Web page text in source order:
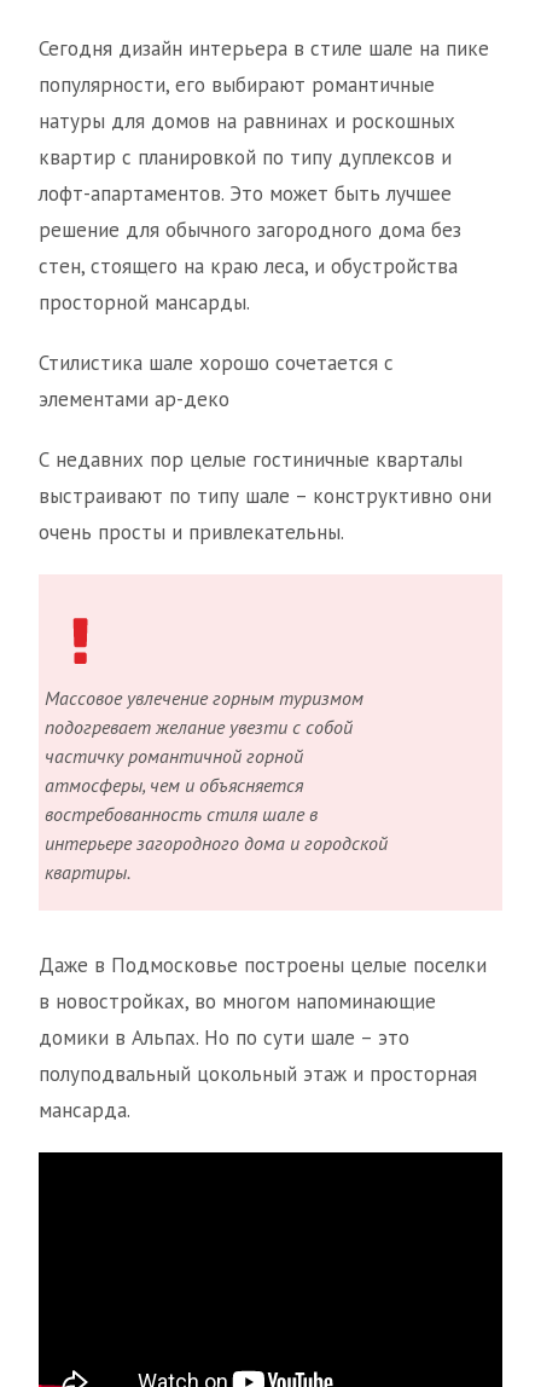
Сегодня дизайн интерьера в стиле шале на пике
популярности, его выбирают романтичные
натуры для домов на равнинах и роскошных
квартир с планировкой по типу дуплексов и
лофт-апартаментов. Это может быть лучшее
решение для обычного загородного дома без
стен, стоящего на краю леса, и обустройства
просторной мансарды.
Стилистика шале хорошо сочетается с
элементами ар-деко
С недавних пор целые гостиничные кварталы
выстраивают по типу шале – конструктивно они
очень просты и привлекательны.
Массовое увлечение горным туризмом
подогревает желание увезти с собой
частичку романтичной горной
атмосферы, чем и объясняется
востребованность стиля шале в
интерьере загородного дома и городской
квартиры.
Даже в Подмосковье построены целые поселки
в новостройках, во многом напоминающие
домики в Альпах. Но по сути шале – это
полуподвальный цокольный этаж и просторная
мансарда.